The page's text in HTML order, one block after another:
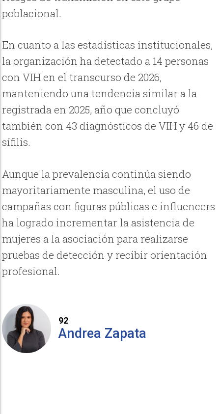
poblacional.
En cuanto a las estadísticas institucionales,
la organización ha detectado a 14 personas
con VIH en el transcurso de 2026,
manteniendo una tendencia similar a la
registrada en 2025, año que concluyó
también con 43 diagnósticos de VIH y 46 de
sífilis.
Aunque la prevalencia continúa siendo
mayoritariamente masculina, el uso de
campañas con figuras públicas e influencers
ha logrado incrementar la asistencia de
mujeres a la asociación para realizarse
pruebas de detección y recibir orientación
profesional.
92
Andrea Zapata